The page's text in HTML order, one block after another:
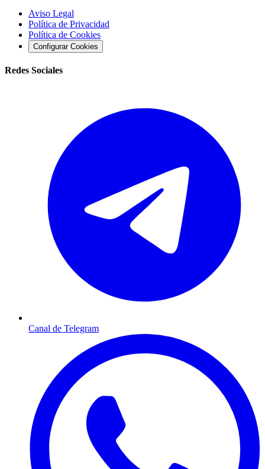
Aviso Legal
Política de Privacidad
Política de Cookies
Configurar Cookies
Redes Sociales
Canal de Telegram